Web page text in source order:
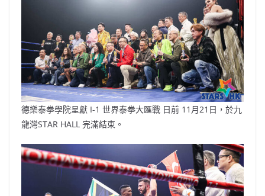
o
o
k
b
o
p
p
n
k
德樂泰拳學院呈獻 I-1 世界泰拳大匯戰 日前 11月21日，於九
龍灣STAR HALL 完滿結束。